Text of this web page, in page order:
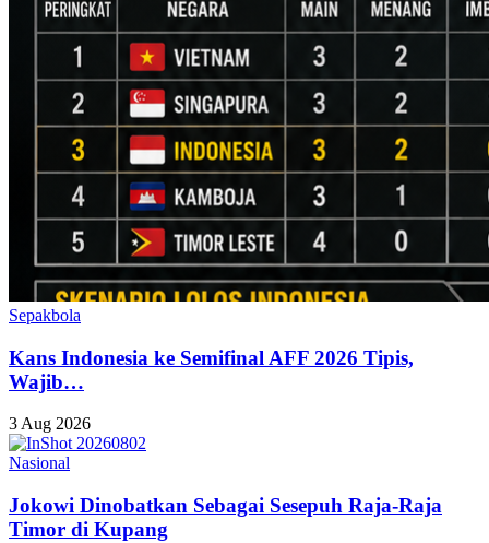
Sepakbola
Kans Indonesia ke Semifinal AFF 2026 Tipis,
Wajib…
3 Aug 2026
Nasional
Jokowi Dinobatkan Sebagai Sesepuh Raja-Raja
Timor di Kupang